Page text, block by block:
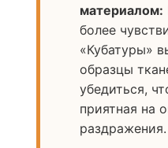
материалом:
более
«Кубатуры»
образцы
убедиться,
приятная на
раздражения.